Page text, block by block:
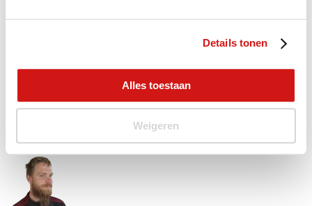
Details tonen
Alles toestaan
Weigeren
24 25 26 27 28 29 30
31 1 2 3 4 5
6
14 15 16 17 18 19 20
6 7 8 9 10 11
Event Date, augustus - september 2026